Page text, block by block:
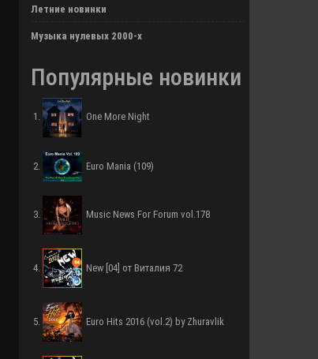
Летние новинки
Музыка нулевых 2000-х
Популярные новинки
One More Night
Euro Mania (109)
Music News For Forum vol.178
New [04] от Виталия 72
Euro Hits 2016 (vol.2) by Zhuravlik